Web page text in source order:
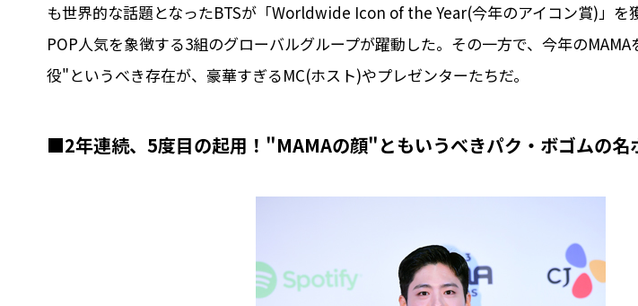
も世界的な話題となったBTSが「Worldwide Icon of the Year(今年のアイコン賞)」を
POP人気を象徴する3組のグローバルグループが躍動した。その一方で、今年の
役"というべき存在が、豪華すぎるMC(ホスト)やプレゼンターたちだ。
■2年連続、5度目の起用！"MAMAの顔"ともいうべきパク・ボゴムの名